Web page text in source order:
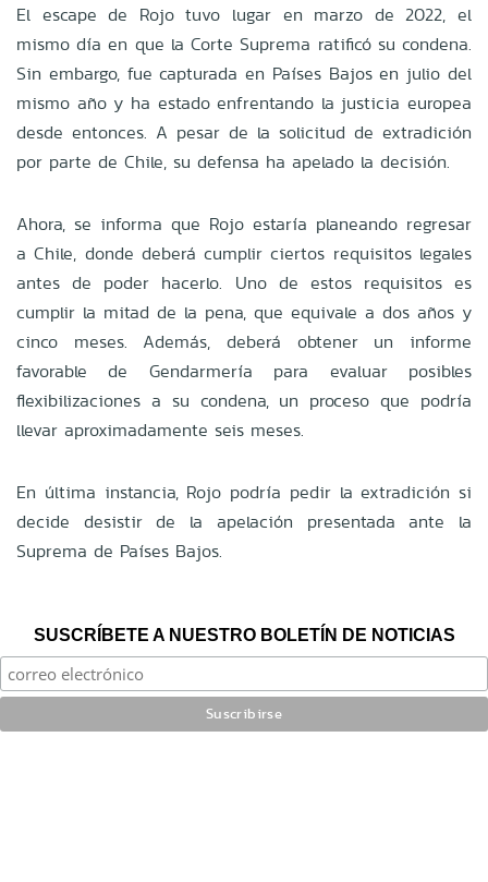
El escape de Rojo tuvo lugar en marzo de 2022, el
mismo día en que la Corte Suprema ratificó su condena.
Sin embargo, fue capturada en Países Bajos en julio del
mismo año y ha estado enfrentando la justicia europea
desde entonces. A pesar de la solicitud de extradición
por parte de Chile, su defensa ha apelado la decisión.
Ahora, se informa que Rojo estaría planeando regresar
a Chile, donde deberá cumplir ciertos requisitos legales
antes de poder hacerlo. Uno de estos requisitos es
cumplir la mitad de la pena, que equivale a dos años y
cinco meses. Además, deberá obtener un informe
favorable de Gendarmería para evaluar posibles
flexibilizaciones a su condena, un proceso que podría
llevar aproximadamente seis meses.
En última instancia, Rojo podría pedir la extradición si
decide desistir de la apelación presentada ante la
Suprema de Países Bajos.
SUSCRÍBETE A NUESTRO BOLETÍN DE NOTICIAS